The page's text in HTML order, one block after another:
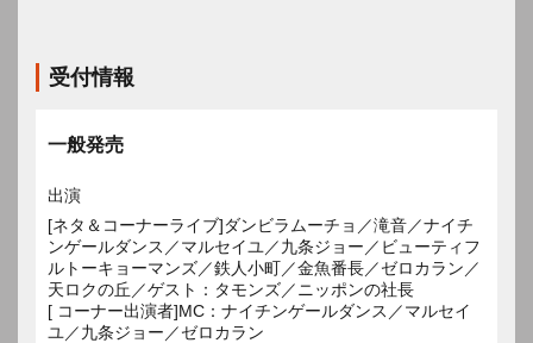
受付情報
一般発売
出演
[ネタ＆コーナーライブ]ダンビラムーチョ／滝音／ナイチ
ンゲールダンス／マルセイユ／九条ジョー／ビューティフ
ルトーキョーマンズ／鉄人小町／金魚番長／ゼロカラン／
天ロクの丘／ゲスト：タモンズ／ニッポンの社長
[ コーナー出演者]MC：ナイチンゲールダンス／マルセイ
ユ／九条ジョー／ゼロカラン